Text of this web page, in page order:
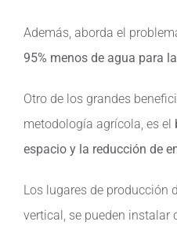
Además, aborda el
95% menos de agua para
Otro de los grandes
metodología agrícola, es el
espacio y la reducción de
Los lugares de producción
vertical, se pueden instalar